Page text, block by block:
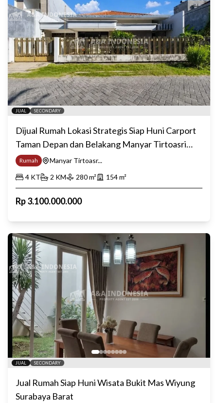
JUAL SECONDARY
Dijual Rumah Lokasi Strategis Siap Huni Carport
Taman Depan dan Belakang Manyar Tirtoasri
Surabaya Timur
Rumah
Manyar Tirtoasr...
4 KT 2 KM 280m² 154m²
Rp3.100.000.000
JUAL SECONDARY
Jual Rumah Siap Huni Wisata Bukit Mas Wiyung
Surabaya Barat